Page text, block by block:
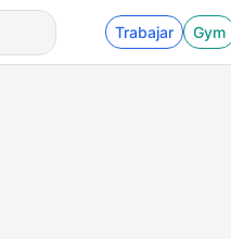
Trabajar Gym